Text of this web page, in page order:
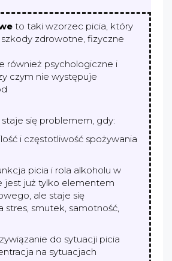
to taki wzorzec picia, który
zdrowotne, fizyczne
również psychologiczne i
czym nie występuje
się problemem, gdy:
i częstotliwość spożywania
picia i rola alkoholu w
jest już tylko elementem
ale staje się
stres, smutek, samotność,
do sytuacji picia
na sytuacjach